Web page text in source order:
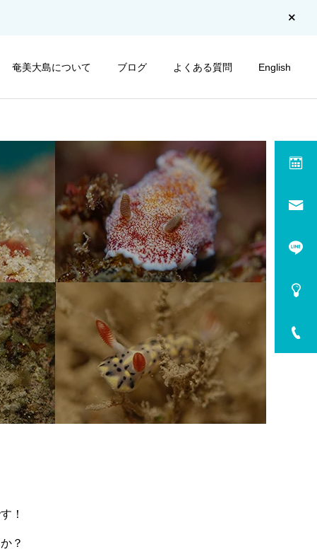
奄美大島について ブログ よくある質問 English
！
？